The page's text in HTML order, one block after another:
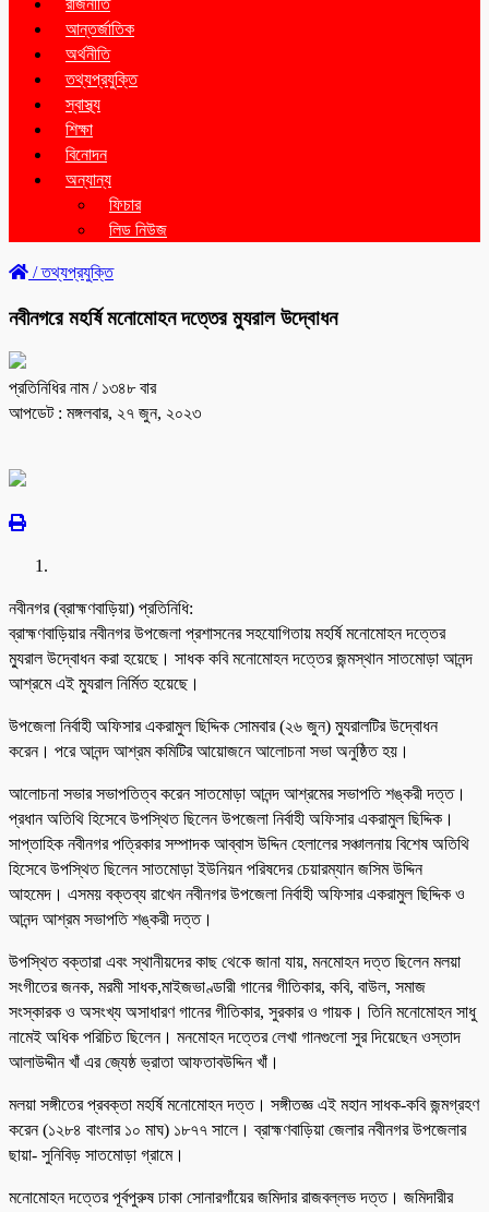
রাজনীতি
আন্তর্জাতিক
অর্থনীতি
তথ্যপ্রযুক্তি
স্বাস্থ্য
শিক্ষা
বিনোদন
অন্যান্য
ফিচার
লিড নিউজ
/তথ্যপ্রযুক্তি
নবীনগরে মহর্ষি মনোমোহন দত্তের ম্যুরাল উদ্বোধন
প্রতিনিধির নাম/ ১৩৪৮ বার
আপডেট : মঙ্গলবার, ২৭ জুন, ২০২৩
নবীনগর (ব্রাহ্মণবাড়িয়া) প্রতিনিধি:
ব্রাহ্মণবাড়িয়ার নবীনগর উপজেলা প্রশাসনের সহযোগিতায় মহর্ষি মনোমোহন দত্তের
ম্যুরাল উদ্বোধন করা হয়েছে। সাধক কবি মনোমোহন দত্তের জন্মস্থান সাতমোড়া আনন্দ
আশ্রমে এই ম্যুরাল নির্মিত হয়েছে।
উপজেলা নির্বাহী অফিসার একরামুল ছিদ্দিক সোমবার (২৬ জুন) ম্যুরালটির উদ্বোধন
করেন। পরে আনন্দ আশ্রম কমিটির আয়োজনে আলোচনা সভা অনুষ্ঠিত হয়।
আলোচনা সভার সভাপতিত্ব করেন সাতমোড়া আনন্দ আশ্রমের সভাপতি শঙ্করী দত্ত।
প্রধান অতিথি হিসেবে উপস্থিত ছিলেন উপজেলা নির্বাহী অফিসার একরামুল ছিদ্দিক।
সাপ্তাহিক নবীনগর পত্রিকার সম্পাদক আব্বাস উদ্দিন হেলালের সঞ্চালনায় বিশেষ অতিথি
হিসেবে উপস্থিত ছিলেন সাতমোড়া ইউনিয়ন পরিষদের চেয়ারম্যান জসিম উদ্দিন
আহমেদ। এসময় বক্তব্য রাখেন নবীনগর উপজেলা নির্বাহী অফিসার একরামুল ছিদ্দিক ও
আনন্দ আশ্রম সভাপতি শঙ্করী দত্ত।
উপস্থিত বক্তারা এবং স্থানীয়দের কাছ থেকে জানা যায়, মনমোহন দত্ত ছিলেন মলয়া
সংগীতের জনক, মরমী সাধক,মাইজভাণ্ডারী গানের গীতিকার, কবি, বাউল, সমাজ
সংস্কারক ও অসংখ্য অসাধারণ গানের গীতিকার, সুরকার ও গায়ক। তিনি মনোমোহন সাধু
নামেই অধিক পরিচিত ছিলেন। মনমোহন দত্তের লেখা গানগুলো সুর দিয়েছেন ওস্তাদ
আলাউদ্দীন খাঁ এর জ্যেষ্ঠ ভ্রাতা আফতাবউদ্দিন খাঁ।
মলয়া সঙ্গীতের প্রবক্তা মহর্ষি মনোমোহন দত্ত। সঙ্গীতজ্ঞ এই মহান সাধক-কবি জন্মগ্রহণ
করেন (১২৮৪ বাংলার ১০ মাঘ) ১৮৭৭ সালে। ব্রাহ্মণবাড়িয়া জেলার নবীনগর উপজেলার
ছায়া- সুনিবিড় সাতমোড়া গ্রামে।
মনোমোহন দত্তের পূর্বপুরুষ ঢাকা সোনারগাঁয়ের জমিদার রাজবল্লভ দত্ত। জমিদারীর